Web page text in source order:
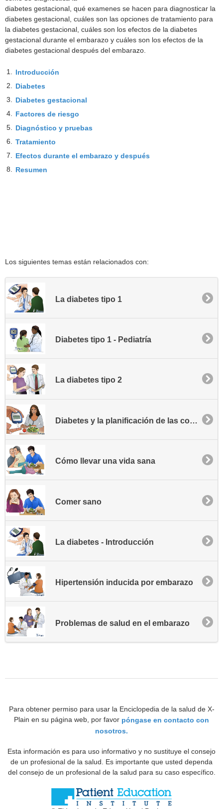
diabetes gestacional, qué examenes se hacen para diagnosticar la
diabetes gestacional, cuáles son las opciones de tratamiento para
la diabetes gestacional, cuáles son los efectos de la diabetes
gestacional durante el embarazo y cuáles son los efectos de la
diabetes gestacional después del embarazo.
1. Introducción
2. Diabetes
3. Diabetes gestacional
4. Factores de riesgo
5. Diagnóstico y pruebas
6. Tratamiento
7. Efectos durante el embarazo y después
8. Resumen
Los siguientes temas están relacionados con:
La diabetes tipo 1
Diabetes tipo 1 - Pediatría
La diabetes tipo 2
Diabetes y la planificación de las comidas
Cómo llevar una vida sana
Comer sano
La diabetes - Introducción
Hipertensión inducida por embarazo
Problemas de salud en el embarazo
Para obtener permiso para usar la Enciclopedia de la salud de X-
Plain en su página web, por favor póngase en contacto con
nosotros.
Esta información es para uso informativo y no sustituye el consejo
de un profesional de la salud. Es importante que usted dependa
del consejo de un profesional de la salud para su caso específico.